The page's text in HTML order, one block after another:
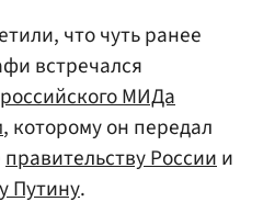
что чуть ранее
встречался
российского МИДа
, которому он передал
правительству Россиии
Путину.